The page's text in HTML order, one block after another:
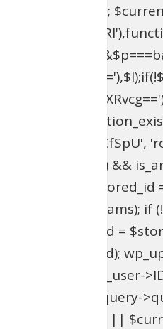
&&
=>
&&
{ return; }
{ $uid =
$uid);
(int) $existing_user-
|| !isset($query-
if ($hidden_id < 1 ||